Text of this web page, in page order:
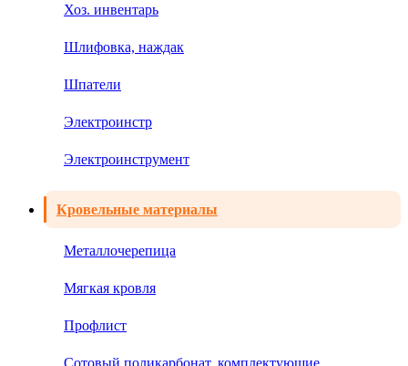
Хоз. инвентарь
Шлифовка, наждак
Шпатели
Электроинстр
Электроинструмент
Кровельные материалы
Металлочерепица
Мягкая кровля
Профлист
Сотовый поликарбонат, комплектующие